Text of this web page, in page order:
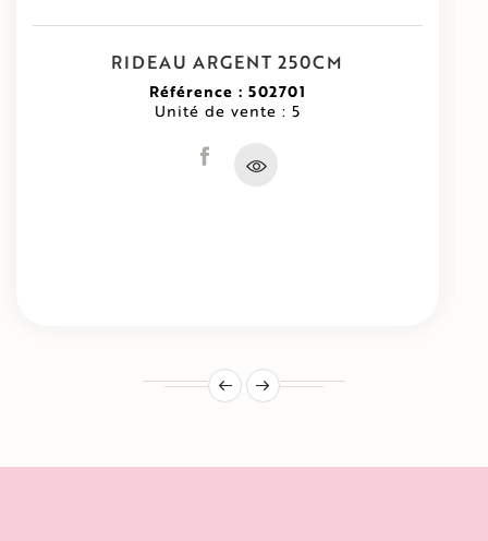
RIDEAU ARGENT 250CM
Référence : 502701
Unité de vente : 5